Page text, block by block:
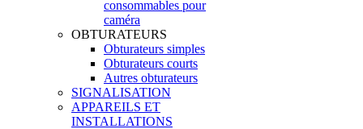
consommables pour
caméra
OBTURATEURS
Obturateurs simples
Obturateurs courts
Autres obturateurs
SIGNALISATION
APPAREILS ET
INSTALLATIONS